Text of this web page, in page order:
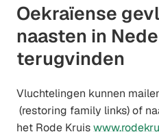
Oekraïense
naasten in
terugvinden
Vluchtelingen kunnen
(Verwijst
naar
(restoring family links) of
het Rode Kruis